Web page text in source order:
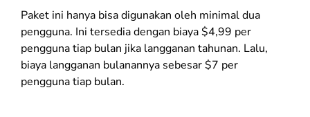
Paket ini hanya bisa digunakan oleh minimal dua
pengguna. Ini tersedia dengan biaya $4,99 per
pengguna tiap bulan jika langganan tahunan. Lalu,
biaya langganan bulanannya sebesar $7 per
pengguna tiap bulan.